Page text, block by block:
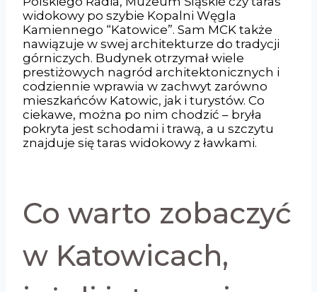
widokowy po szybie Kopalni Węgla
Kamiennego “Katowice”. Sam MCK także
nawiązuje w swej architekturze do tradycji
górniczych. Budynek otrzymał wiele
prestiżowych nagród architektonicznych i
codziennie wprawia w zachwyt zarówno
mieszkańców Katowic, jak i turystów. Co
ciekawe, można po nim chodzić – bryła
pokryta jest schodami i trawą, a u szczytu
znajduje się taras widokowy z ławkami.
Co warto zobaczyć
w Katowicach,